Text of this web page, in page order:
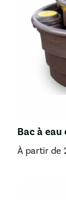
Bac à eau
À partir de